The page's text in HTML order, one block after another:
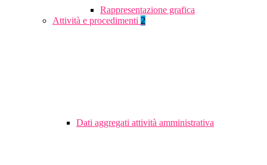
Rappresentazione grafica
Attività e procedimenti 2
Dati aggregati attività amministrativa